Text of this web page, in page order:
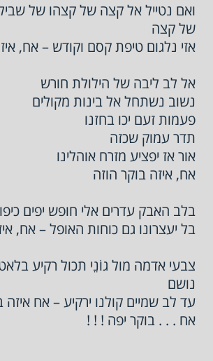
ואם נטייל אל קצה של קצהו של
של קצה
אזי נלגום טיפת קסם וקודש – אח,
אל לב ליבה של הילולת חורש
נשוב נשתחל אל בינות מקולים
פעמות זעם יכו בחזנו
תדר עמוק שכזה
אור אז יפציע מזרח אוהלינו
אח, איזה בוקר הוזה
בלב האבק עדרים אלי חופש יפים
בל יעצרונו גם כוחות האופל – אח,
צבעי אדמה מול גוֹנֵי תכול רקיע
נושם
עד לב שמיים קולנו ירקיע – אח איזה
אח . . . בוקר יפה ! ! !